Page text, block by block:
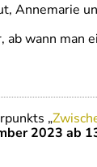
Annemarie
wann man
„
2023 ab